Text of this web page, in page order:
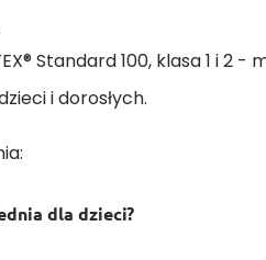
Standard 100, klasa 1 i 2 -
i dorosłych.
dla dzieci?